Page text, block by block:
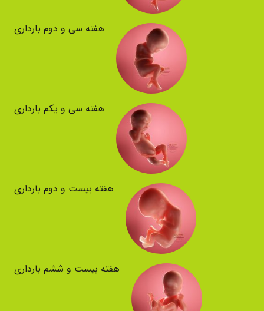
هفته سی و دوم بارداری
هفته سی و یکم بارداری
هفته بیست و دوم بارداری
هفته بیست و ششم بارداری